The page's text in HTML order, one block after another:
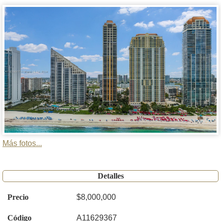
Más fotos...
Detalles
Precio $8,000,000
Código A11629367